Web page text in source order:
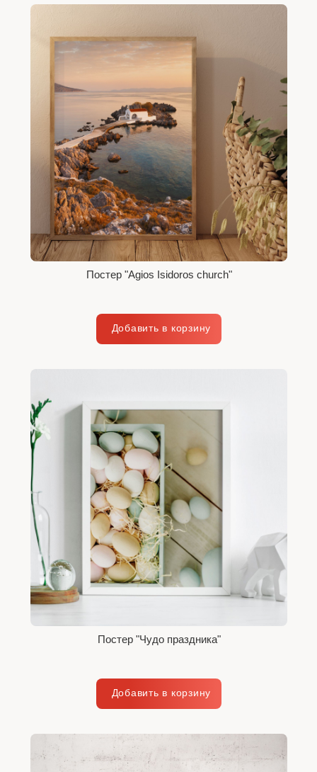
Постер "Agios Isidoros church"
Постер "Чудо праздника"